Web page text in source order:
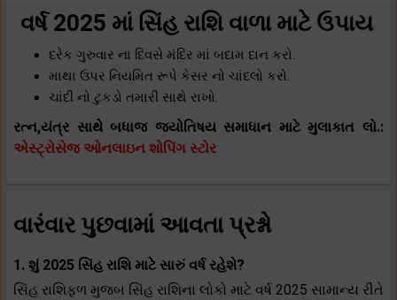
વર્ષ 2025 માં સિંહ રાશિ વાળા માટે ઉપાય
દરેક ગુરુવાર ના દિવસે મંદિર માં બદામ દાન કરો.
માથા ઉપર નિયમિત રૂપે કેસર નો ચાંદલો કરો.
ચાંદી નો ટુકડો તમારી સાથે રાખો.
રત્ન,યંત્ર સાથે બધાજ જ્યોતિષય સમાધાન માટે મુલાકાત લો.:
એસ્ટ્રોસેજ ઓનલાઇન શોપિંગ સ્ટોર
વારંવાર પુછવામાં આવતા પ્રશ્નો
1. શું 2025 સિંહ રાશિ માટે સારું વર્ષ રહેશે?
સિંહ રાશિફળ મુજબ સિંહ રાશિના લોકો માટે વર્ષ 2025 સામાન્ય રીતે